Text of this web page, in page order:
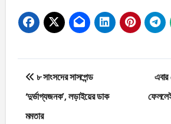
Post
navigation
৮ সাংসদের সাসপেন্ড
‘দুর্ভাগ্যজনক’, লড়াইয়ের ডাক
মমতার